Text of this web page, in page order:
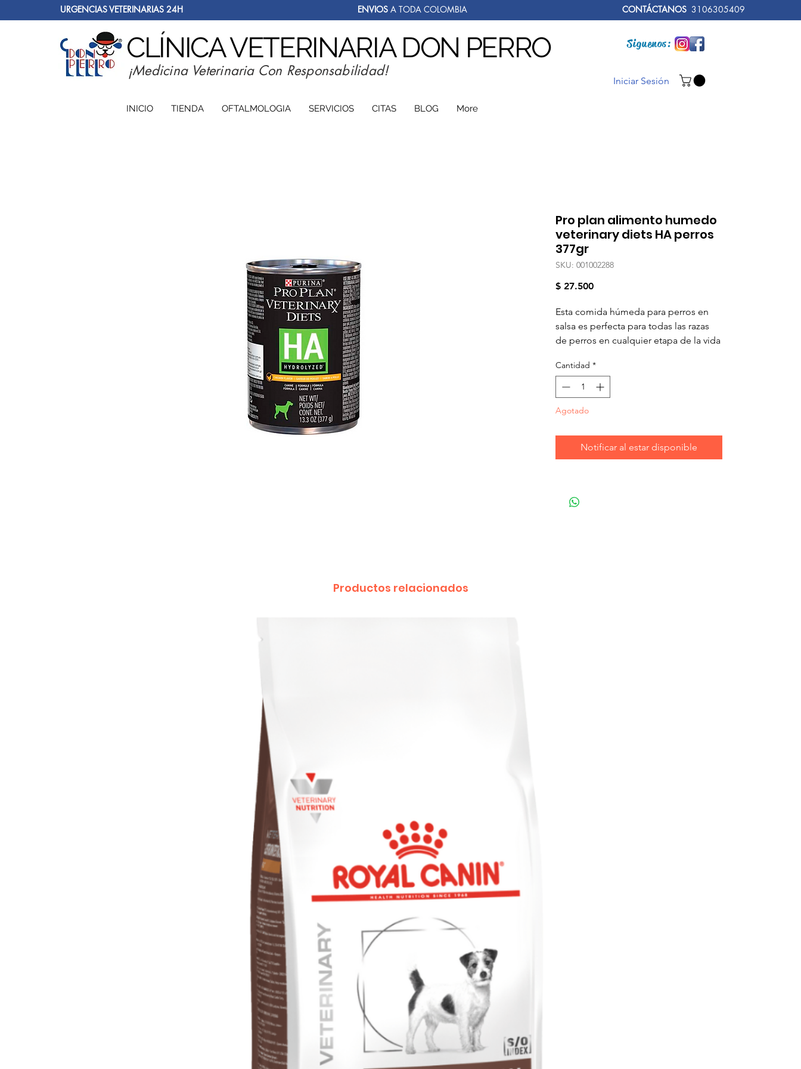
URGENCIAS VETERINARIAS 24H ENVIOS A TODA COLOMBIA CONTÁCTANOS3106305409
CLÍNICA VETERINARIA DON PERRO Siguenos:
¡Medicina Veterinaria Con Responsabilidad!
Iniciar Sesión
INICIO TIENDA OFTALMOLOGIA SERVICIOS CITAS BLOG More
Pro plan alimento humedo
veterinary diets HA perros
377gr
SKU: 001002288
$ 27.500Precio
Esta comida húmeda para perros en
salsa es perfecta para todas las razas
de perros en cualquier etapa de la vida
se han descompuesto en
componentes más pequeños para
ayudar a evitar reacciones adversas a
los alimentos.
Cantidad *
Agotado
Notificar al estar disponible
Productos relacionados